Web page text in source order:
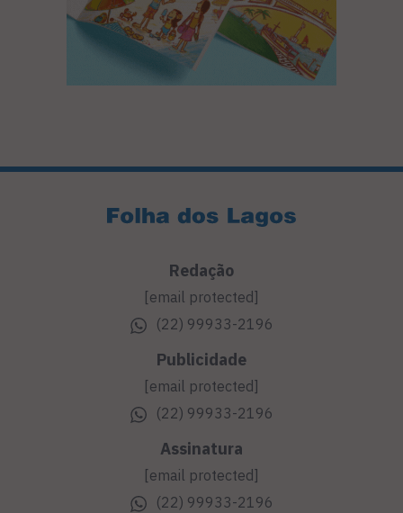
Redação
[email protected]
(22) 99933-2196
Publicidade
[email protected]
(22) 99933-2196
Assinatura
[email protected]
(22) 99933-2196